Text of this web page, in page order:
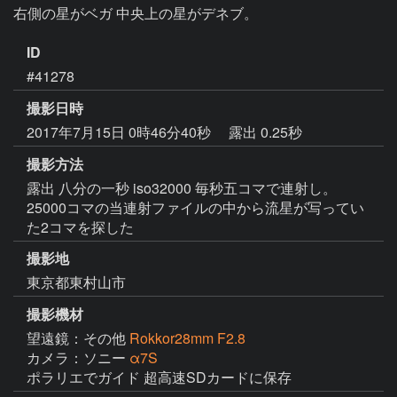
ID
#41278
撮影日時
2017年7月15日 0時46分40秒
露出 0.25秒
撮影方法
露出 八分の一秒 iso32000 毎秒五コマで連射し。
25000コマの当連射ファイルの中から流星が写ってい
た2コマを探した
撮影地
東京都東村山市
撮影機材
望遠鏡：その他 Rokkor28mm F2.8
カメラ：ソニー α7S
ポラリエでガイド 超高速SDカードに保存